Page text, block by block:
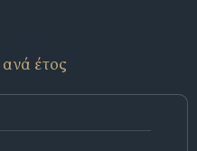
ανά έτος